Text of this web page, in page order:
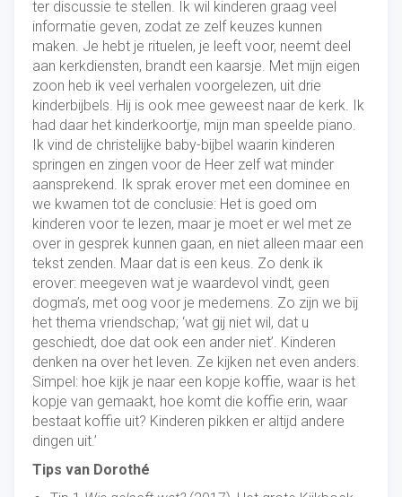
ter discussie te stellen. Ik wil kinderen graag veel
informatie geven, zodat ze zelf keuzes kunnen
maken. Je hebt je rituelen, je leeft voor, neemt deel
aan kerkdiensten, brandt een kaarsje. Met mijn eigen
zoon heb ik veel verhalen voorgelezen, uit drie
kinderbijbels. Hij is ook mee geweest naar de kerk. Ik
had daar het kinderkoortje, mijn man speelde piano.
Ik vind de christelijke baby-bijbel waarin kinderen
springen en zingen voor de Heer zelf wat minder
aansprekend. Ik sprak erover met een dominee en
we kwamen tot de conclusie: Het is goed om
kinderen voor te lezen, maar je moet er wel met ze
over in gesprek kunnen gaan, en niet alleen maar een
tekst zenden. Maar dat is een keus. Zo denk ik
erover: meegeven wat je waardevol vindt, geen
dogma’s, met oog voor je medemens. Zo zijn we bij
het thema vriendschap; ‘wat gij niet wil, dat u
geschiedt, doe dat ook een ander niet’. Kinderen
denken na over het leven. Ze kijken net even anders.
Simpel: hoe kijk je naar een kopje koffie, waar is het
kopje van gemaakt, hoe komt die koffie erin, waar
bestaat koffie uit? Kinderen pikken er altijd andere
dingen uit.’
Tips van Dorothé